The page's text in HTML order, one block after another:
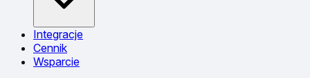
Integracje
Cennik
Wsparcie